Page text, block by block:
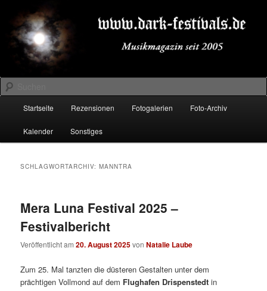
primären
Inhalt
springen
sekundären
Inhalt
springenDARK-FESTIVALS.DE
Suchen
Startseite Rezensionen Fotogalerien Foto-Archiv
Kalender Sonstiges
SCHLAGWORTARCHIV:MANNTRA
Mera Luna Festival 2025 –
Festivalbericht
Veröffentlicht am20. August 2025vonNatalie Laube
Zum 25. Mal tanzten die düsteren Gestalten unter dem
prächtigen Vollmond auf dem Flughafen Drispenstedt in